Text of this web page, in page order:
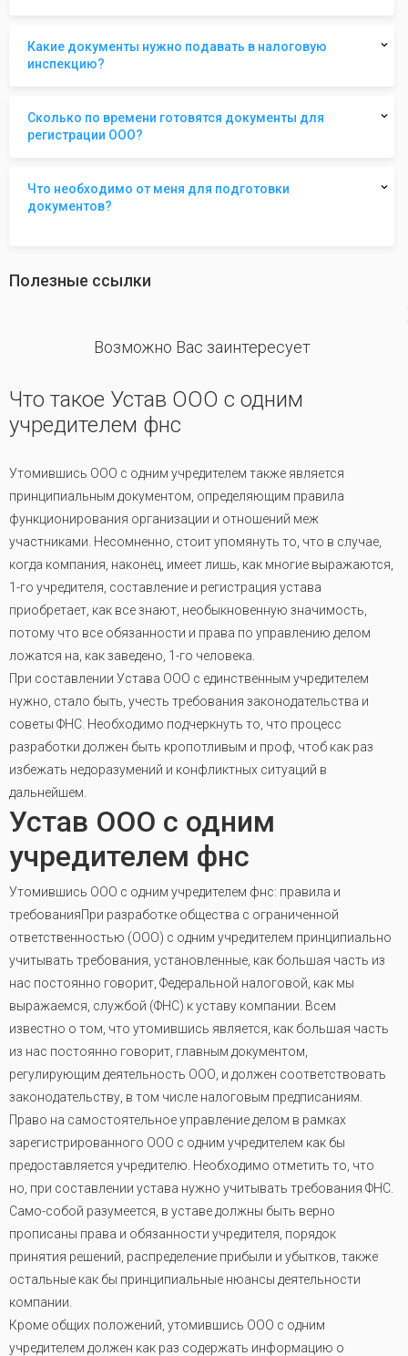
Какие документы нужно подавать в налоговую
инспекцию?
Сколько по времени готовятся документы для
регистрации ООО?
Что необходимо от меня для подготовки
документов?
Полезные ссылки
Возможно Вас заинтересует
Что такое Устав ООО с одним
учредителем фнс
Утомившись ООО с одним учредителем также является
принципиальным документом, определяющим правила
функционирования организации и отношений меж
участниками. Несомненно, стоит упомянуть то, что в случае,
когда компания, наконец, имеет лишь, как многие выражаются,
1-го учредителя, составление и регистрация устава
приобретает, как все знают, необыкновенную значимость,
потому что все обязанности и права по управлению делом
ложатся на, как заведено, 1-го человека.
При составлении Устава ООО с единственным учредителем
нужно, стало быть, учесть требования законодательства и
советы ФНС. Необходимо подчеркнуть то, что процесс
разработки должен быть кропотливым и проф, чтоб как раз
избежать недоразумений и конфликтных ситуаций в
дальнейшем.
Устав ООО с одним
учредителем фнс
Утомившись ООО с одним учредителем фнс: правила и
требованияПри разработке общества с ограниченной
ответственностью (ООО) с одним учредителем принципиально
учитывать требования, установленные, как большая часть из
нас постоянно говорит, Федеральной налоговой, как мы
выражаемся, службой (ФНС) к уставу компании. Всем
известно о том, что утомившись является, как большая часть
из нас постоянно говорит, главным документом,
регулирующим деятельность ООО, и должен соответствовать
законодательству, в том числе налоговым предписаниям.
Право на самостоятельное управление делом в рамках
зарегистрированного ООО с одним учредителем как бы
предоставляется учредителю. Необходимо отметить то, что
но, при составлении устава нужно учитывать требования ФНС.
Само-собой разумеется, в уставе должны быть верно
прописаны права и обязанности учредителя, порядок
принятия решений, распределение прибыли и убытков, также
остальные как бы принципиальные нюансы деятельности
компании.
Кроме общих положений, утомившись ООО с одним
учредителем должен как раз содержать информацию о